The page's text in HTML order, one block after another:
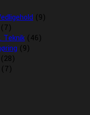
(9)
(7)
Teknik (46)
(9)
(28)
(7)